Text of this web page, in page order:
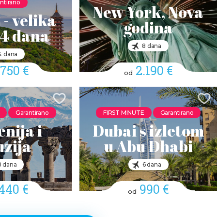
- velika
dana
dana
€
New York, Nova
godina
8 dana
od 2.190 €
Garantirano
i
dana
€
FIRST MINUTE Garantirano
Dubai s izletom
u Abu Dhabi
6 dana
od 990 €